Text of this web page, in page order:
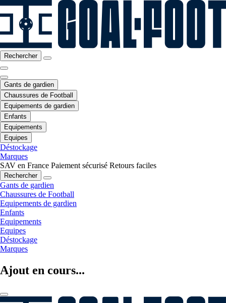
Rechercher
Gants de gardien
Chaussures de Football
Equipements de gardien
Enfants
Equipements
Equipes
Déstockage
Marques
SAV en France Paiement sécurisé Retours faciles
Rechercher
Gants de gardien
Chaussures de Football
Equipements de gardien
Enfants
Equipements
Equipes
Déstockage
Marques
Ajout en cours...